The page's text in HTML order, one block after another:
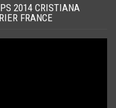
2014 CRISTIANA
FRANCE